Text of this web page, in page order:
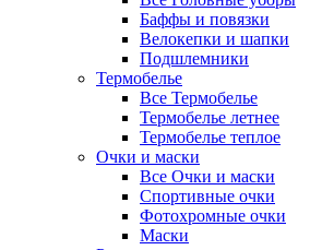
Баффы и повязки
Велокепки и шапки
Подшлемники
Термобелье
Все Термобелье
Термобелье летнее
Термобелье теплое
Очки и маски
Все Очки и маски
Спортивные очки
Фотохромные очки
Маски